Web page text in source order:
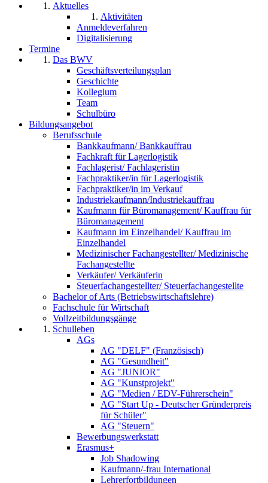
Aktuelles
Aktivitäten
Anmeldeverfahren
Digitalisierung
Termine
Das BWV
Geschäftsverteilungsplan
Geschichte
Kollegium
Team
Schulbüro
Bildungsangebot
Berufsschule
Bankkaufmann/ Bankkauffrau
Fachkraft für Lagerlogistik
Fachlagerist/ Fachlageristin
Fachpraktiker/in für Lagerlogistik
Fachpraktiker/in im Verkauf
Industriekaufmann/Industriekauffrau
Kaufmann für Büromanagement/ Kauffrau für
Büromanagement
Kaufmann im Einzelhandel/ Kauffrau im
Einzelhandel
Medizinischer Fachangestellter/ Medizinische
Fachangestellte
Verkäufer/ Verkäuferin
Steuerfachangestellter/ Steuerfachangestellte
Bachelor of Arts (Betriebswirtschaftslehre)
Fachschule für Wirtschaft
Vollzeitbildungsgänge
Schulleben
AGs
AG "DELF" (Französisch)
AG "Gesundheit"
AG "JUNIOR"
AG "Kunstprojekt"
AG "Medien / EDV-Führerschein"
AG "Start Up - Deutscher Gründerpreis
für Schüler"
AG "Steuern"
Bewerbungswerkstatt
Erasmus+
Job Shadowing
Kaufmann/-frau International
Lehrerfortbildungen